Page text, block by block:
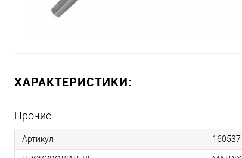
ХАРАКТЕРИСТИКИ:
Прочие
Артикул 160537